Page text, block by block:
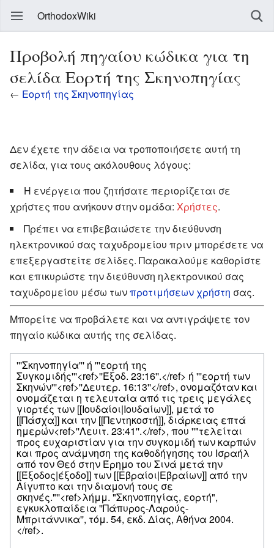
OrthodoxWiki
Προβολή πηγαίου κώδικα για τη
σελίδα Εορτή της Σκηνοπηγίας
← Εορτή της Σκηνοπηγίας
Δεν έχετε την άδεια να τροποποιήσετε αυτή τη
σελίδα, για τους ακόλουθους λόγους:
Η ενέργεια που ζητήσατε περιορίζεται σε
χρήστες που ανήκουν στην ομάδα: Χρήστες.
Πρέπει να επιβεβαιώσετε την διεύθυνση
ηλεκτρονικού σας ταχυδρομείου πριν μπορέσετε να
επεξεργαστείτε σελίδες. Παρακαλούμε καθορίστε
και επικυρώστε την διεύθυνση ηλεκτρονικού σας
ταχυδρομείου μέσω τωνπροτιμήσεων χρήστη σας.
Μπορείτε να προβάλετε και να αντιγράψετε τον
πηγαίο κώδικα αυτής της σελίδας.